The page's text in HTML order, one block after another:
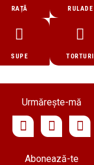
RAȚĂ RULADE
SUPE TORTURI
Abonează-te
Urmărește-mă